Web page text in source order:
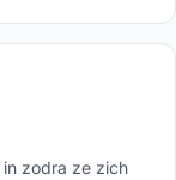
zodra ze zich